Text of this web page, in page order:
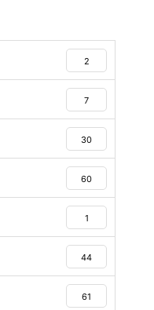
2
7
30
60
1
44
61